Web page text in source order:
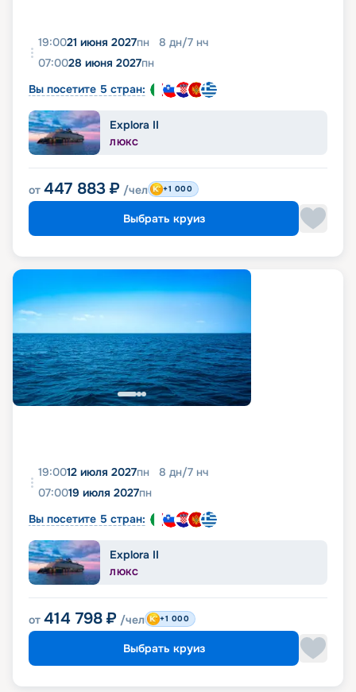
19:0021 июня 2027пн 8 дн/7 нч
07:0028 июня 2027пн
Вы посетите 5 стран:
Explora II
ЛЮКС
от 447 883 ₽ /чел +1 000
Выбрать круиз
19:0012 июля 2027пн 8 дн/7 нч
07:0019 июля 2027пн
Вы посетите 5 стран:
Explora II
ЛЮКС
от 414 798 ₽ /чел +1 000
Выбрать круиз